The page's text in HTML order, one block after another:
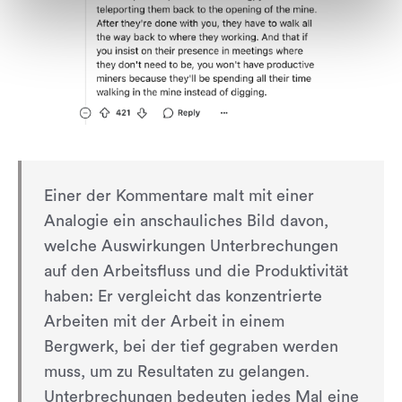
Einer der Kommentare malt mit einer
Analogie ein anschauliches Bild davon,
welche Auswirkungen Unterbrechungen
auf den Arbeitsfluss und die Produktivität
haben: Er vergleicht das konzentrierte
Arbeiten mit der Arbeit in einem
Bergwerk, bei der tief gegraben werden
muss, um zu Resultaten zu gelangen.
Unterbrechungen bedeuten jedes Mal eine